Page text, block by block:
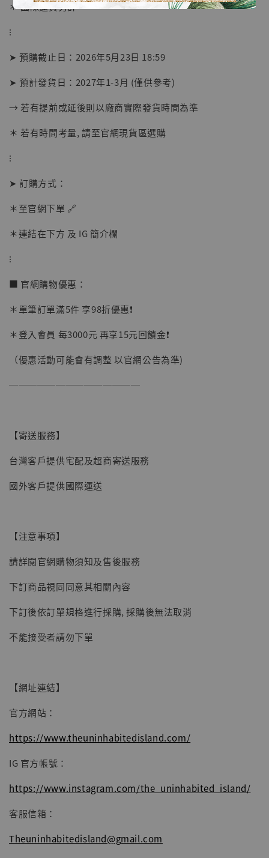
【店內現貨】海賊王 系列蒐藏雕像 布魯克達
NT$ 1,870
【現貨】BJSTUDIO 1/6系列可動蒐藏人偶 讓
NT$ 5,300
＊ 國際運費另計
⁝
➤ 預購截止日：2026年5月23日 18:59
➤ 預計發貨日：2027年1-3月 (僅供參考)
→ 若有提前或延後則以廠商實際發貨時間為準
＊ 若有時間考量, 請至官網現貨區選購
⁝
➤ 訂購方式：
＊至官網下單 🔗
＊連結在下方 及 IG 簡介欄
⁝
■ 官網購物優惠：
＊單筆訂單滿5件 享98折優惠❗️
＊登入會員 每3000元 再享15元回饋金❗️
（優惠活動可能會有調整 以官網公告為準)
──────────────
【寄送服務】
台灣客戶提供宅配及超商寄送服務
國外客戶提供國際運送
【注意事項】
請詳閱官網購物須知及售後服務
下訂商品視同同意其相關內容
下訂後依訂單規格進行採購, 採購後無法取消
不能接受者請勿下單
【網址連結】
官方網站：
https://www.theuninhabitedisland.com/
IG 官方帳號：
https://www.instagram.com/the_uninhabited_island/
客服信箱：
Theuninhabitedisland@gmail.com